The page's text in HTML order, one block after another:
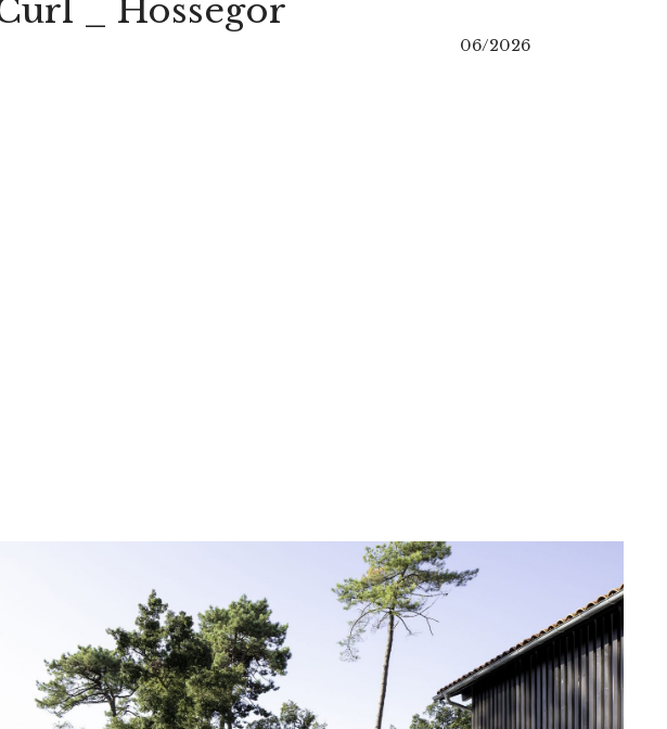
_ Hossegor
06/2026